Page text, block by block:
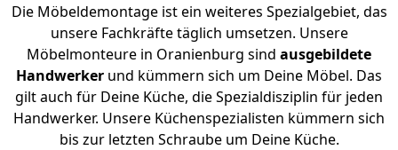
Die Möbeldemontage ist ein weiteres Spezialgebiet, das
unsere Fachkräfte täglich umsetzen. Unsere
Möbelmonteure in Oranienburg sind ausgebildete
Handwerker und kümmern sich um Deine Möbel. Das
gilt auch für Deine Küche, die Spezialdisziplin für jeden
Handwerker. Unsere Küchenspezialisten kümmern sich
bis zur letzten Schraube um Deine Küche.